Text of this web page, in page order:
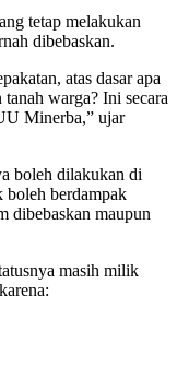
tetap melakukan
dibebaskan.
atas dasar apa
warga? Ini secara
Minerba,” ujar
boleh dilakukan di
boleh berdampak
dibebaskan maupun
masih milik